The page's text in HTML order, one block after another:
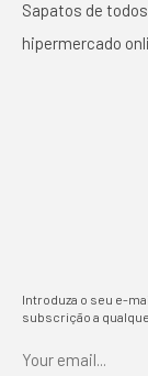
Sapatos de
hipermercado
Introduza o seu e-
subscrição a